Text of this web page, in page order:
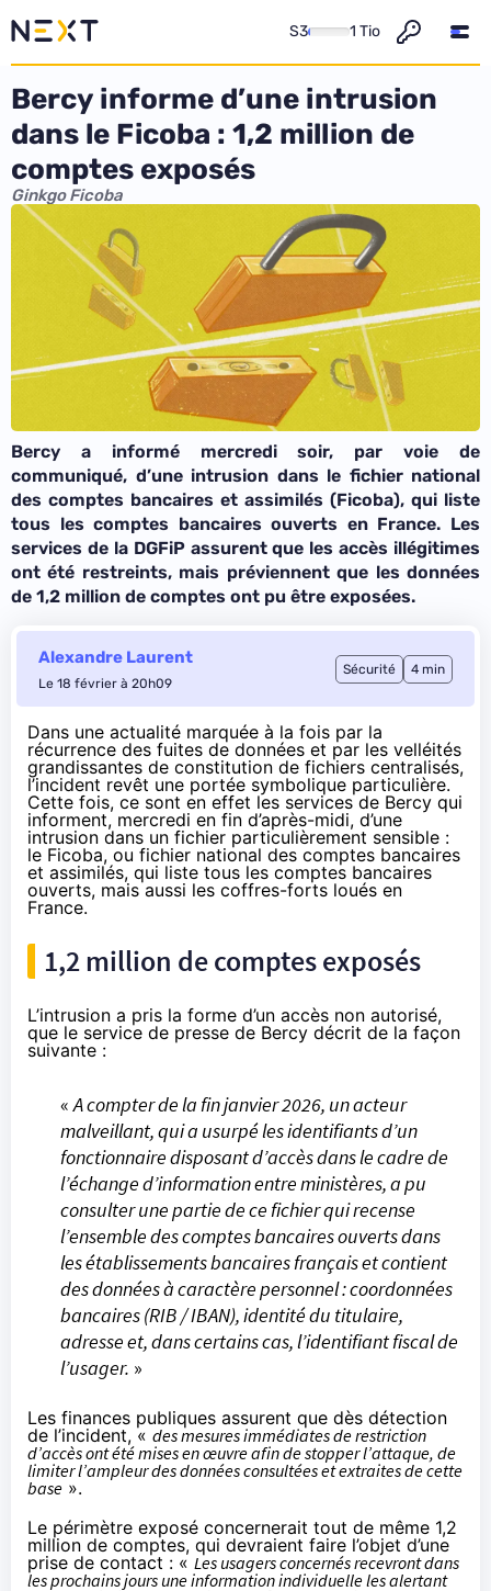
S3 1 Tio
Bercy informe d’une intrusion
dans le Ficoba : 1,2 million de
comptes exposés
Ginkgo Ficoba
Bercy a informé mercredi soir, par voie de
communiqué, d’une intrusion dans le fichier national
des comptes bancaires et assimilés (Ficoba), qui liste
tous les comptes bancaires ouverts en France. Les
services de la DGFiP assurent que les accès illégitimes
ont été restreints, mais préviennent que les données
de 1,2 million de comptes ont pu être exposées.
Alexandre Laurent
Le 18 février à 20h09
Sécurité 4 min
Dans une actualité marquée à la fois par la
récurrence des fuites de données et par les velléités
grandissantes de constitution de fichiers centralisés,
l’incident revêt une portée symbolique particulière.
Cette fois, ce sont en effet les services de Bercy qui
informent, mercredi en fin d’après-midi, d’une
intrusion dans un fichier particulièrement sensible :
le Ficoba, ou fichier national des comptes bancaires
et assimilés, qui liste tous les comptes bancaires
ouverts, mais aussi les coffres-forts loués en
France.
1,2 million de comptes exposés
L’intrusion a pris la forme d’un accès non autorisé,
que le service de presse de Bercy décrit de la façon
suivante :
«A compter de la fin janvier 2026, un acteur
malveillant, qui a usurpé les identifiants d’un
fonctionnaire disposant d’accès dans le cadre de
l’échange d’information entre ministères, a pu
consulter une partie de ce fichier qui recense
l’ensemble des comptes bancaires ouverts dans
les établissements bancaires français et contient
des données à caractère personnel : coordonnées
bancaires (RIB / IBAN), identité du titulaire,
adresse et, dans certains cas, l’identifiant fiscal de
l’usager. »
Les finances publiques assurent que dès détection
de l’incident, « des mesures immédiates de restriction
d’accès ont été mises en œuvre afin de stopper l’attaque, de
limiter l’ampleur des données consultées et extraites de cette
base ».
Le périmètre exposé concernerait tout de même 1,2
million de comptes, qui devraient faire l’objet d’une
prise de contact : « Les usagers concernés recevront dans
les prochains jours une information individuelle les alertant